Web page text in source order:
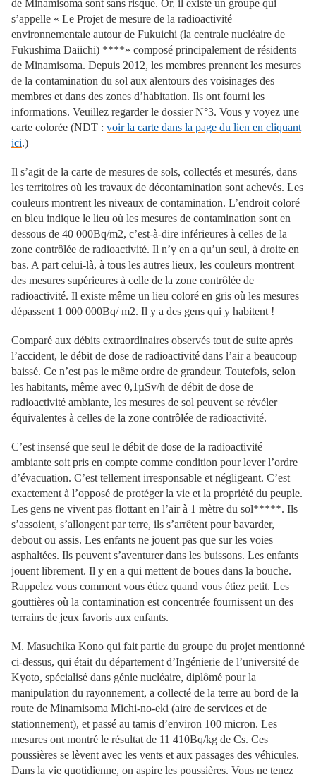
de Minamisoma sont sans risque. Or, il existe un groupe qui
s’appelle « Le Projet de mesure de la radioactivité
environnementale autour de Fukuichi (la centrale nucléaire de
Fukushima Daiichi) ****» composé principalement de résidents
de Minamisoma. Depuis 2012, les membres prennent les mesures
de la contamination du sol aux alentours des voisinages des
membres et dans des zones d’habitation. Ils ont fourni les
informations. Veuillez regarder le dossier N°3. Vous y voyez une
carte colorée (NDT : voir la carte dans la page du lien en cliquant
ici.)
Il s’agit de la carte de mesures de sols, collectés et mesurés, dans
les territoires où les travaux de décontamination sont achevés. Les
couleurs montrent les niveaux de contamination. L’endroit coloré
en bleu indique le lieu où les mesures de contamination sont en
dessous de 40 000Bq/m2, c’est-à-dire inférieures à celles de la
zone contrôlée de radioactivité. Il n’y en a qu’un seul, à droite en
bas. A part celui-là, à tous les autres lieux, les couleurs montrent
des mesures supérieures à celle de la zone contrôlée de
radioactivité. Il existe même un lieu coloré en gris où les mesures
dépassent 1 000 000Bq/ m2. Il y a des gens qui y habitent !
Comparé aux débits extraordinaires observés tout de suite après
l’accident, le débit de dose de radioactivité dans l’air a beaucoup
baissé. Ce n’est pas le même ordre de grandeur. Toutefois, selon
les habitants, même avec 0,1µSv/h de débit de dose de
radioactivité ambiante, les mesures de sol peuvent se révéler
équivalentes à celles de la zone contrôlée de radioactivité.
C’est insensé que seul le débit de dose de la radioactivité
ambiante soit pris en compte comme condition pour lever l’ordre
d’évacuation. C’est tellement irresponsable et négligeant. C’est
exactement à l’opposé de protéger la vie et la propriété du peuple.
Les gens ne vivent pas flottant en l’air à 1 mètre du sol*****. Ils
s’assoient, s’allongent par terre, ils s’arrêtent pour bavarder,
debout ou assis. Les enfants ne jouent pas que sur les voies
asphaltées. Ils peuvent s’aventurer dans les buissons. Les enfants
jouent librement. Il y en a qui mettent de boues dans la bouche.
Rappelez vous comment vous étiez quand vous étiez petit. Les
gouttières où la contamination est concentrée fournissent un des
terrains de jeux favoris aux enfants.
M. Masuchika Kono qui fait partie du groupe du projet mentionné
ci-dessus, qui était du département d’Ingénierie de l’université de
Kyoto, spécialisé dans génie nucléaire, diplômé pour la
manipulation du rayonnement, a collecté de la terre au bord de la
route de Minamisoma Michi-no-eki (aire de services et de
stationnement), et passé au tamis d’environ 100 micron. Les
mesures ont montré le résultat de 11 410Bq/kg de Cs. Ces
poussières se lèvent avec les vents et aux passages des véhicules.
Dans la vie quotidienne, on aspire les poussières. Vous ne tenez